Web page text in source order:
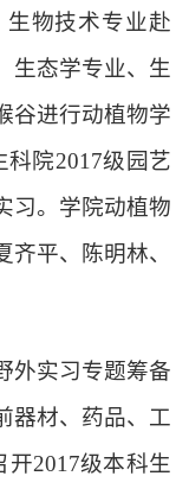
物技术专业赴
生态学专业、生
谷进行动植物学
科院2017级园艺
习。学院动植物
齐平、
陈明林、
外实习专题筹备
器材、药品、工
2017级本科生